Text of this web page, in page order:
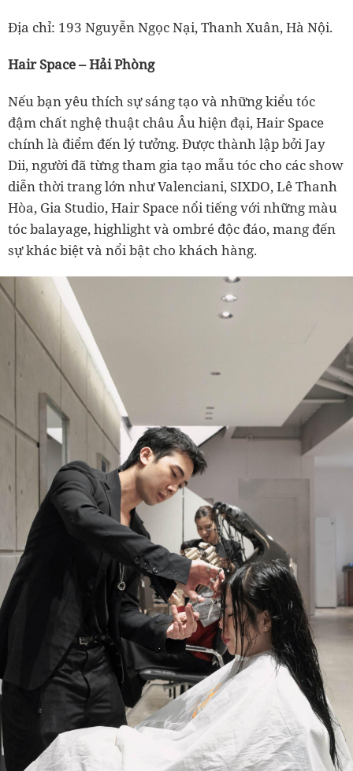
Địa chỉ: 193 Nguyễn Ngọc Nại, Thanh Xuân, Hà Nội.
Hair Space – Hải Phòng
Nếu bạn yêu thích sự sáng tạo và những kiểu tóc
đậm chất nghệ thuật châu Âu hiện đại, Hair Space
chính là điểm đến lý tưởng. Được thành lập bởi Jay
Dii, người đã từng tham gia tạo mẫu tóc cho các show
diễn thời trang lớn như Valenciani, SIXDO, Lê Thanh
Hòa, Gia Studio, Hair Space nổi tiếng với những màu
tóc balayage, highlight và ombré độc đáo, mang đến
sự khác biệt và nổi bật cho khách hàng.